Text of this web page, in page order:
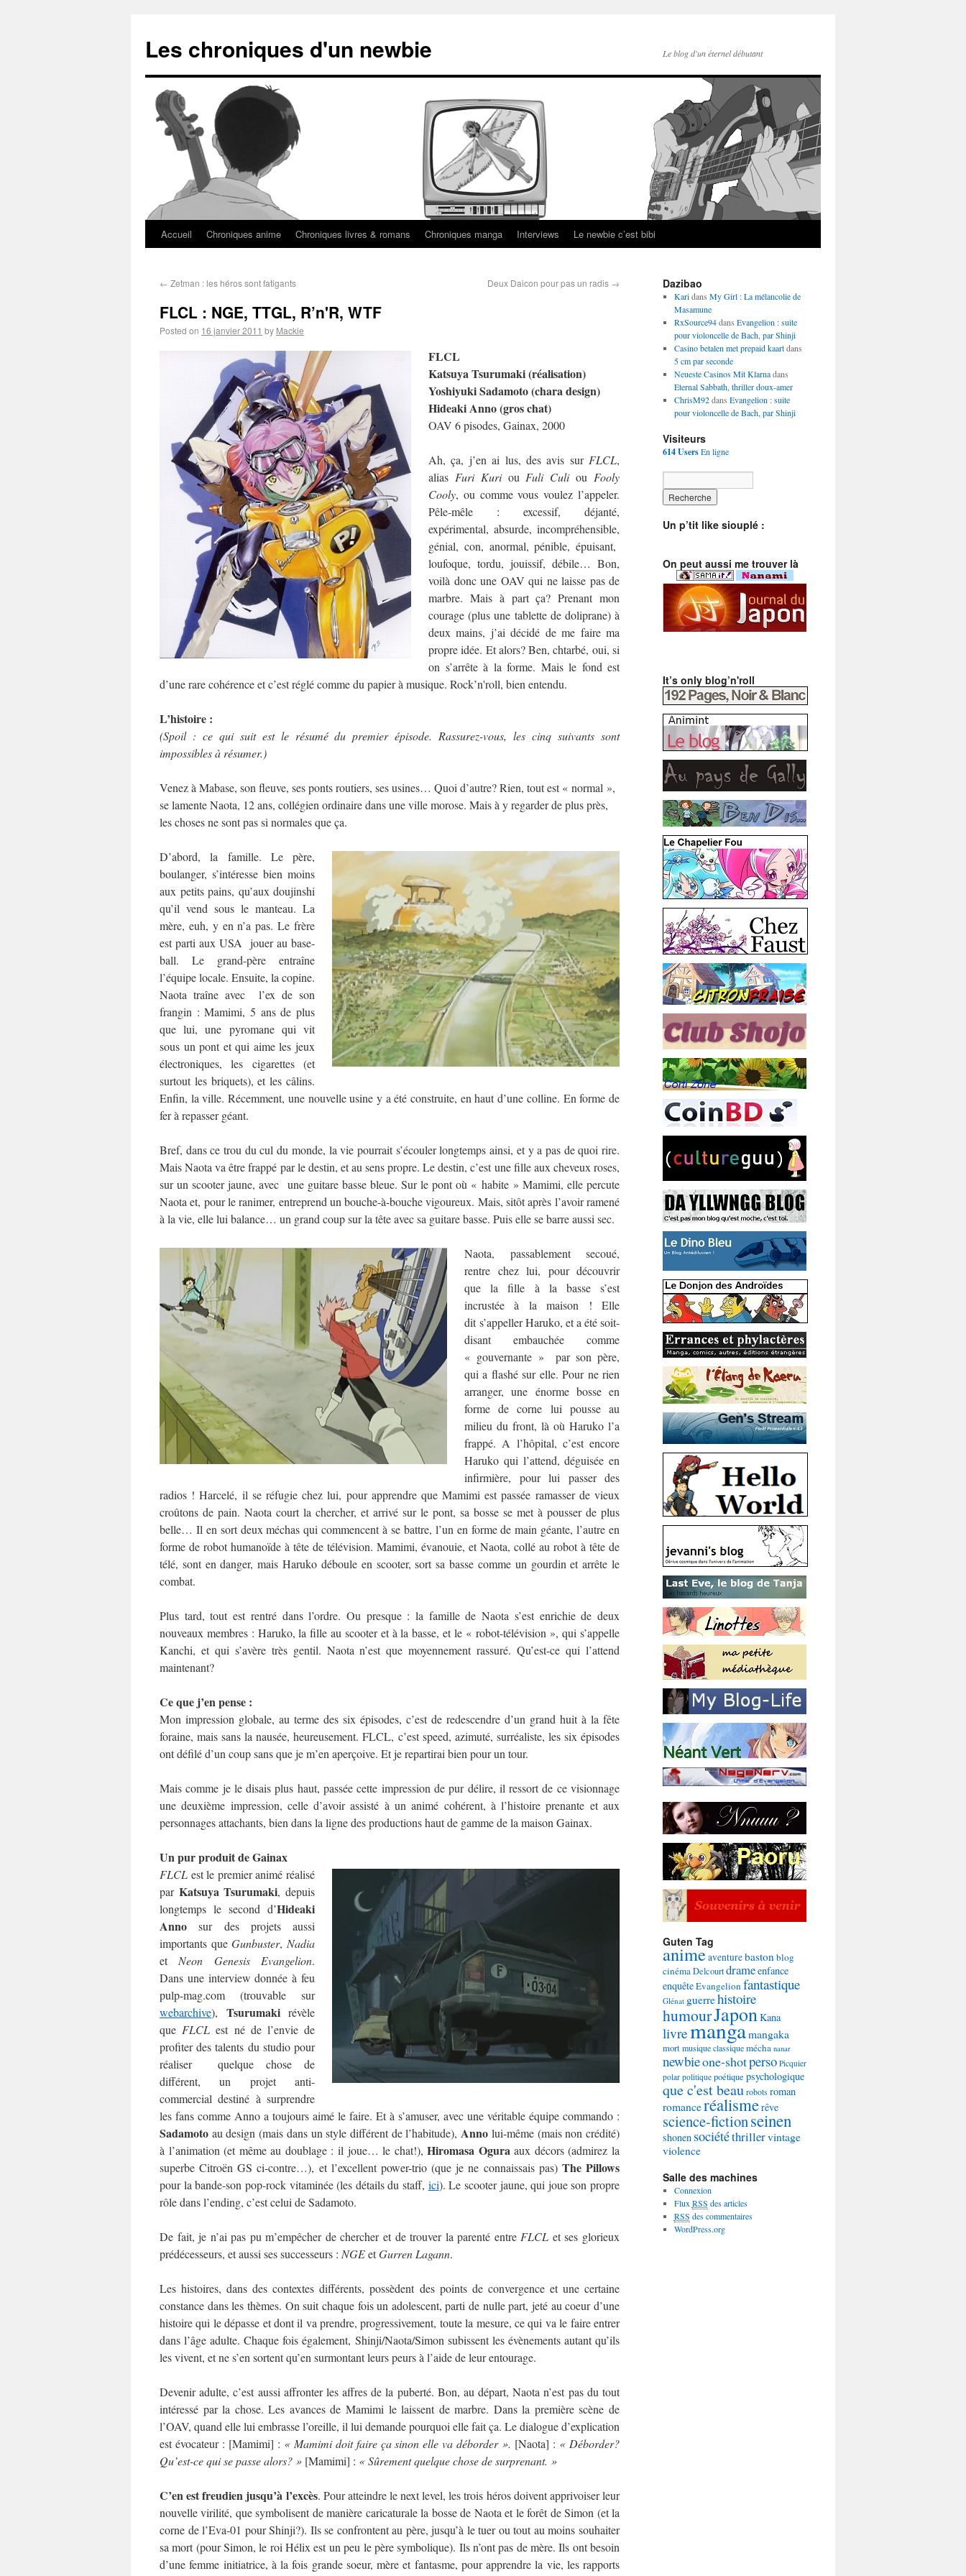
Les chroniques d'un newbie Le blog d'un éternel débutant
Accueil Chroniques anime Chroniques livres & romans Chroniques manga Interviews Le newbie c’est bibi
← Zetman : les héros sont fatigants Deux Daicon pour pas un radis →
FLCL : NGE, TTGL, R’n'R, WTF
Posted on 16 janvier 2011 by Mackie
FLCL
Katsuya Tsurumaki (réalisation)
Yoshiyuki Sadamoto (chara design)
Hideaki Anno (gros chat)
OAV 6 pisodes, Gainax, 2000
Ah, ça, j’en ai lus, des avis sur FLCL,
alias Furi Kuriou Fuli Culiou Fooly
Cooly, ou comme vous voulez l’appeler.
Pêle-mêle : excessif, déjanté,
expérimental, absurde, incompréhensible,
génial, con, anormal, pénible, épuisant,
loufoque, tordu, jouissif, débile… Bon,
voilà donc une OAV qui ne laisse pas de
marbre. Mais à part ça? Prenant mon
courage (plus une tablette de doliprane) à
deux mains, j’ai décidé de me faire ma
propre idée. Et alors? Ben, chtarbé, oui, si
on s’arrête à la forme. Mais le fond est
d’une rare cohérence et c’est réglé comme du papier à musique. Rock’n'roll, bien entendu.
L’histoire :
(Spoil : ce qui suit est le résumé du premier épisode. Rassurez-vous, les cinq suivants sont
impossibles à résumer.)
Venez à Mabase, son fleuve, ses ponts routiers, ses usines… Quoi d’autre? Rien, tout est « normal »,
se lamente Naota, 12 ans, collégien ordinaire dans une ville morose. Mais à y regarder de plus près,
les choses ne sont pas si normales que ça.
D’abord, la famille. Le père,
boulanger, s’intéresse bien moins
aux petits pains, qu’aux doujinshi
qu’il vend sous le manteau. La
mère, euh, y en n’a pas. Le frère
est parti aux USA jouer au base-
ball. Le grand-père entraîne
l’équipe locale. Ensuite, la copine.
Naota traîne avec l’ex de son
frangin : Mamimi, 5 ans de plus
que lui, une pyromane qui vit
sous un pont et qui aime les jeux
électroniques, les cigarettes (et
surtout les briquets), et les câlins.
Enfin, la ville. Récemment, une nouvelle usine y a été construite, en haut d’une colline. En forme de
fer à repasser géant.
Bref, dans ce trou du cul du monde, la vie pourrait s’écouler longtemps ainsi, et y a pas de quoi rire.
Mais Naota va être frappé par le destin, et au sens propre. Le destin, c’est une fille aux cheveux roses,
sur un scooter jaune, avec une guitare basse bleue. Sur le pont où « habite » Mamimi, elle percute
Naota et, pour le ranimer, entreprend un bouche-à-bouche vigoureux. Mais, sitôt après l’avoir ramené
à la vie, elle lui balance… un grand coup sur la tête avec sa guitare basse. Puis elle se barre aussi sec.
Naota, passablement secoué,
rentre chez lui, pour découvrir
que la fille à la basse s’est
incrustée à la maison ! Elle
dit s’appeller Haruko, et a été soit-
disant embauchée comme
« gouvernante » par son père,
qui a flashé sur elle. Pour ne rien
arranger, une énorme bosse en
forme de corne lui pousse au
milieu du front, là où Haruko l’a
frappé. A l’hôpital, c’est encore
Haruko qui l’attend, déguisée en
infirmière, pour lui passer des
radios ! Harcelé, il se réfugie chez lui, pour apprendre que Mamimi est passée ramasser de vieux
croûtons de pain. Naota court la chercher, et arrivé sur le pont, sa bosse se met à pousser de plus
belle… Il en sort deux méchas qui commencent à se battre, l’un en forme de main géante, l’autre en
forme de robot humanoïde à tête de télévision. Mamimi, évanouie, et Naota, collé au robot à tête de
télé, sont en danger, mais Haruko déboule en scooter, sort sa basse comme un gourdin et arrête le
combat.
Plus tard, tout est rentré dans l’ordre. Ou presque : la famille de Naota s’est enrichie de deux
nouveaux membres : Haruko, la fille au scooter et à la basse, et le « robot-télévision », qui s’appelle
Kanchi, et qui s’avère très gentil. Naota n’est que moyennement rassuré. Qu’est-ce qui l’attend
maintenant?
Ce que j’en pense :
Mon impression globale, au terme des six épisodes, c’est de redescendre d’un grand huit à la fête
foraine, mais sans la nausée, heureusement. FLCL, c’est speed, azimuté, surréaliste, les six épisodes
ont défilé d’un coup sans que je m’en aperçoive. Et je repartirai bien pour un tour.
Mais comme je le disais plus haut, passée cette impression de pur délire, il ressort de ce visionnage
une deuxième impression, celle d’avoir assisté à un animé cohérent, à l’histoire prenante et aux
personnages attachants, bien dans la ligne des productions haut de gamme de la maison Gainax.
Un pur produit de Gainax
FLCL est le premier animé réalisé
par Katsuya Tsurumaki, depuis
longtemps le second d’Hideaki
Anno sur des projets aussi
importants queGunbuster, Nadia
et Neon Genesis Evangelion.
Dans une interview donnée à feu
pulp-mag.com (trouvable sur
webarchive), Tsurumakirévèle
que FLCL est né de l’envie de
profiter des talents du studio pour
réaliser quelque chose de
différent, un projet anti-
commercial destiné à surprendre
les fans comme Anno a toujours aimé le faire. Et à s’amuser, avec une véritable équipe commando :
Sadamoto au design (mais dans un style différent de l’habitude), Anno lui-même (mais non crédité)
à l’animation (et même au doublage : il joue… le chat!),Hiromasa Ogura aux décors (admirez la
superbe Citroën GS ci-contre…), et l’excellent power-trio (que je ne connaissais pas) The Pillows
pour la bande-son pop-rock vitaminée (les détails du staff, ici). Le scooter jaune, qui joue son propre
rôle dans l’ending, c’est celui de Sadamoto.
De fait, je n’ai pas pu m’empêcher de chercher et de trouver la parenté entre FLCL et ses glorieux
prédécesseurs, et aussi ses successeurs : NGEetGurren Lagann.
Les histoires, dans des contextes différents, possèdent des points de convergence et une certaine
constance dans les thèmes. On suit chaque fois un adolescent, parti de nulle part, jeté au coeur d’une
histoire qui le dépasse et dont il va prendre, progressivement, toute la mesure, ce qui va le faire entrer
dans l’âge adulte. Chaque fois également, Shinji/Naota/Simon subissent les évènements autant qu’ils
les vivent, et ne s’en sortent qu’en surmontant leurs peurs à l’aide de leur entourage.
Devenir adulte, c’est aussi affronter les affres de la puberté. Bon, au départ, Naota n’est pas du tout
intéressé par la chose. Les avances de Mamimi le laissent de marbre. Dans la première scène de
l’OAV, quand elle lui embrasse l’oreille, il lui demande pourquoi elle fait ça. Le dialogue d’explication
est évocateur : [Mamimi] : « Mamimi doit faire ça sinon elle va déborder ». [Naota] : « Déborder?
Qu’est-ce qui se passe alors? » [Mamimi] : « Sûrement quelque chose de surprenant. »
C’en est freudien jusqu’à l’excès. Pour atteindre le next level, les trois héros doivent apprivoiser leur
nouvelle virilité, que symbolisent de manière caricaturale la bosse de Naota et le forêt de Simon (et la
corne de l’Eva-01 pour Shinji?). Ils se confrontent au père, jusqu’à le tuer ou tout au moins souhaiter
sa mort (pour Simon, le roi Hélix est un peu le père symbolique). Ils n’ont pas de mère. Ils ont besoin
d’une femme initiatrice, à la fois grande soeur, mère et fantasme, pour apprendre la vie, les rapports
Dazibao
Karidans My Girl : La mélancolie de
Masamune
RxSource94dans Evangelion : suite
pour violoncelle de Bach, par Shinji
Casino betalen met prepaid kaartdans
5 cm par seconde
Neueste Casinos Mit Klarnadans
Eternal Sabbath, thriller doux-amer
ChrisM92dans Evangelion : suite
pour violoncelle de Bach, par Shinji
Visiteurs
614 UsersEn ligne
Un p’tit like siouplé :
On peut aussi me trouver là
It’s only blog’n'roll
Guten Tag
animeaventurebaston blog
cinémaDelcourtdrameenfance
enquêteEvangelion fantastique
Glénat guerrehistoire
humourJapon Kana
livremangamangaka
mortmusique classiquemécha nanar
newbieone-shotperso Picquier
polar politique poétique psychologique
que c'est beaurobotsroman
romanceréalismerêve
science-fictionseinen
shonen sociététhrillervintage
violence
Salle des machines
Connexion
Flux RSS des articles
RSS des commentaires
WordPress.org